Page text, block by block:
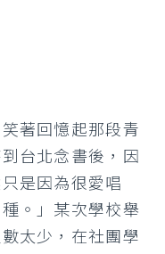
著回憶起那段青
台北念書後，因
是因為很愛唱
。」某次學校舉
太少，在社團學